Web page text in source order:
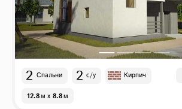
2 Спальни 2 с/у Кирпич
12.8м x 8.8м